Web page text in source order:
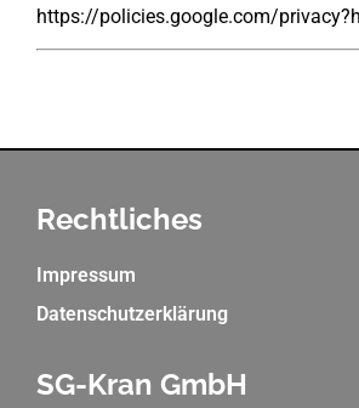
https://policies.google.com/
Rechtliches
Impressum
Datenschutzerklärung
SG-Kran GmbH